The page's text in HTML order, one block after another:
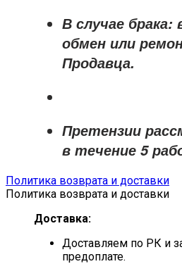
В случае брака:
обмен или
Продавца.
Претензии
в течение 5
Политика возврата и доставки
Политика возврата и доставки
Доставка:
Доставляем по РК и
предоплате.